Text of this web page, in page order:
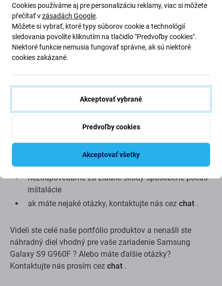
dozvedieť viac, prečítajte si náš blog, kde sa kvalite
venujeme podrobnejšie.
Montáž a tipy:
Na montáž alebo demontáž je potrebné špeciálne
náradie, ktoré nájdete v našej ponuke
pri montáži dávajte pozor na krehké časti konektorov
pred montážou otestujte funkčnosť dielu
snažte sa vykonávať opravy v suchom, bezprašnom
prostredí bez priameho slnečného žiarenia
montáž dielu by mala vykonávať kvalifikovaná
nezodpovedáme za žiadne škody spôsobené počas
inštalácie
ak máte nejaké otázky, kontaktujte nás cez chat .
Videli ste celé naše portfólio produktov a nenašli ste
náhradný diel vhodný pre vaše zariadenie Samsung
Galaxy S9 G960F ? Alebo máte ďalšie otázky?
Kontaktujte nás prosím cez chat .
Cookies používáme aj pre personalizáciu reklamy, viac si môžete
přečítať vzásadách Google.
Môžete si vybrať, ktoré typy súborov cookie a technológií
sledovania povolíte kliknutím na tlačidlo "Predvoľby cookies".
Niektoré funkcie nemusia fungovať správne, ak sú niektoré
cookies zakázané.
Akceptovať vybrané
Predvoľby cookies
Akceptovať všetky